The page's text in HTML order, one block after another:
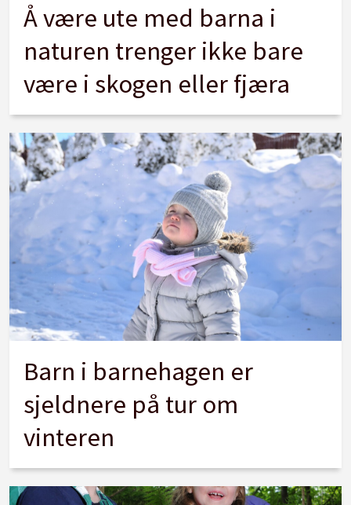
Å være ute med barna i
naturen trenger ikke bare
være i skogen eller fjæra
Barn i barnehagen er
sjeldnere på tur om
vinteren